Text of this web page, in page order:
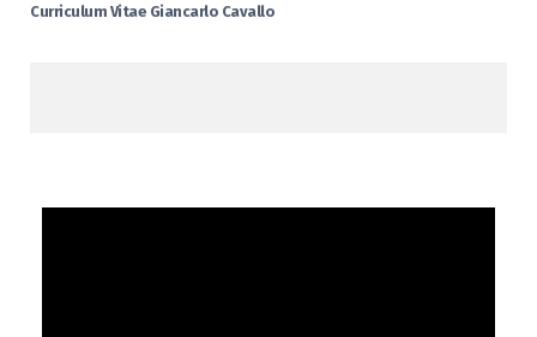
Curriculum Vitae Giancarlo Cavallo